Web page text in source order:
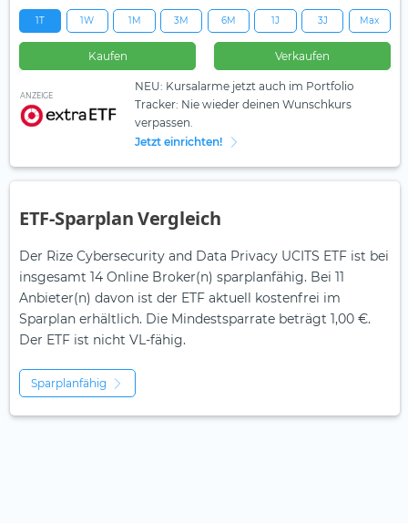
1T 1W 1M 3M 6M 1J 3J Max
Kaufen Verkaufen
ANZEIGE
NEU: Kursalarme jetzt auch im Portfolio
Tracker: Nie wieder deinen Wunschkurs
verpassen.
Jetzt einrichten!
ETF-Sparplan Vergleich
Der Rize Cybersecurity and Data Privacy UCITS ETF ist bei
insgesamt 14 Online Broker(n) sparplanfähig. Bei 11
Anbieter(n) davon ist der ETF aktuell kostenfrei im
Sparplan erhältlich. Die Mindestsparrate beträgt 1,00 €.
Der ETF ist nicht VL-fähig.
Sparplanfähig